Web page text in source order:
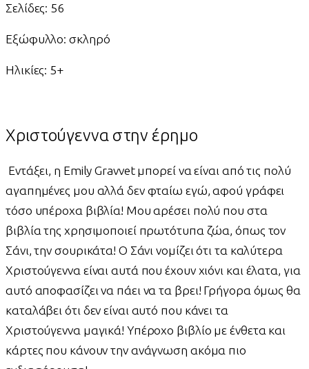
Σελίδες: 56
Εξώφυλλο: σκληρό
Ηλικίες: 5+
Χριστούγεννα στην έρημο
Εντάξει, η Emily Gravvet μπορεί να είναι από τις πολύ
αγαπημένες μου αλλά δεν φταίω εγώ, αφού γράφει
τόσο υπέροχα βιβλία! Μου αρέσει πολύ που στα
βιβλία της χρησιμοποιεί πρωτότυπα ζώα, όπως τον
Σάνι, την σουρικάτα! Ο Σάνι νομίζει ότι τα καλύτερα
Χριστούγεννα είναι αυτά που έχουν χιόνι και έλατα, για
αυτό αποφασίζει να πάει να τα βρει! Γρήγορα όμως θα
καταλάβει ότι δεν είναι αυτό που κάνει τα
Χριστούγεννα μαγικά! Υπέροχο βιβλίο με ένθετα και
κάρτες που κάνουν την ανάγνωση ακόμα πιο